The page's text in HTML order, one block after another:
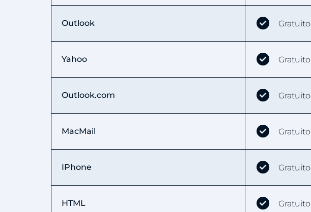
Outlook Gratuito
Yahoo Gratuito
Outlook.com Gratuito
MacMail Gratuito
IPhone Gratuito
HTML Gratuito